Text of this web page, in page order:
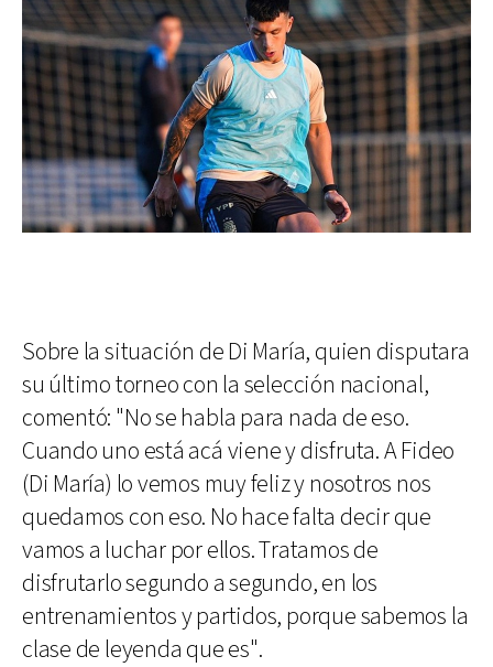
Sobre la situación de Di María, quien disputara
su último torneo con la selección nacional,
comentó: "No se habla para nada de eso.
Cuando uno está acá viene y disfruta. A Fideo
(Di María) lo vemos muy feliz y nosotros nos
quedamos con eso. No hace falta decir que
vamos a luchar por ellos. Tratamos de
disfrutarlo segundo a segundo, en los
entrenamientos y partidos, porque sabemos la
clase de leyenda que es".